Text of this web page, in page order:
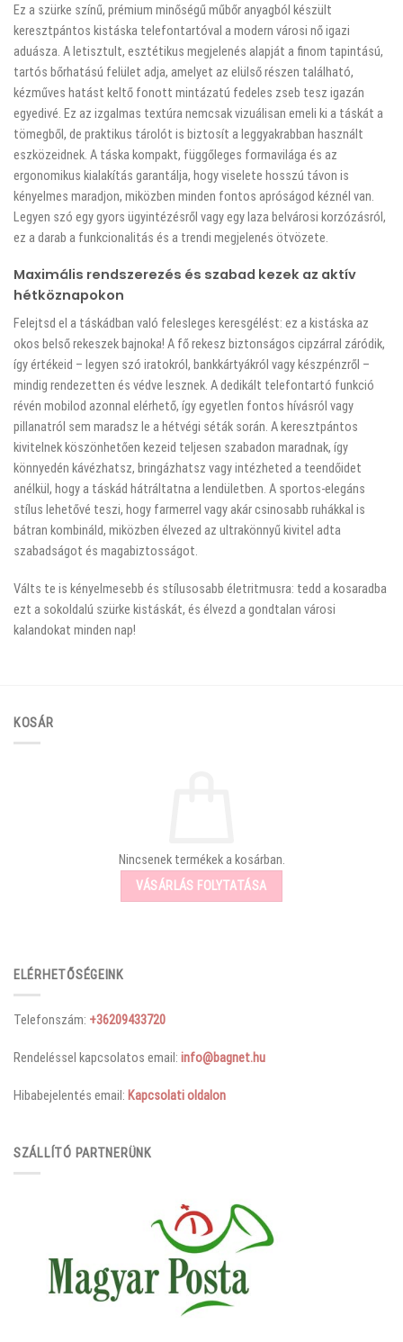
Ez a szürke színű, prémium minőségű műbőr anyagból készült
keresztpántos kistáska telefontartóval a modern városi nő igazi
aduásza. A letisztult, esztétikus megjelenés alapját a finom tapintású,
tartós bőrhatású felület adja, amelyet az elülső részen található,
kézműves hatást keltő fonott mintázatú fedeles zseb tesz igazán
egyedivé. Ez az izgalmas textúra nemcsak vizuálisan emeli ki a táskát a
tömegből, de praktikus tárolót is biztosít a leggyakrabban használt
eszközeidnek. A táska kompakt, függőleges formavilága és az
ergonomikus kialakítás garantálja, hogy viselete hosszú távon is
kényelmes maradjon, miközben minden fontos apróságod kéznél van.
Legyen szó egy gyors ügyintézésről vagy egy laza belvárosi korzózásról,
ez a darab a funkcionalitás és a trendi megjelenés ötvözete.
Maximális rendszerezés és szabad kezek az aktív
hétköznapokon
Felejtsd el a táskádban való felesleges keresgélést: ez a kistáska az
okos belső rekeszek bajnoka! A fő rekesz biztonságos cipzárral záródik,
így értékeid – legyen szó iratokról, bankkártyákról vagy készpénzről –
mindig rendezetten és védve lesznek. A dedikált telefontartó funkció
révén mobilod azonnal elérhető, így egyetlen fontos hívásról vagy
pillanatról sem maradsz le a hétvégi séták során. A keresztpántos
kivitelnek köszönhetően kezeid teljesen szabadon maradnak, így
könnyedén kávézhatsz, bringázhatsz vagy intézheted a teendőidet
anélkül, hogy a táskád hátráltatna a lendületben. A sportos-elegáns
stílus lehetővé teszi, hogy farmerrel vagy akár csinosabb ruhákkal is
bátran kombináld, miközben élvezed az ultrakönnyű kivitel adta
szabadságot és magabiztosságot.
Válts te is kényelmesebb és stílusosabb életritmusra: tedd a kosaradba
ezt a sokoldalú szürke kistáskát, és élvezd a gondtalan városi
kalandokat minden nap!
KOSÁR
Nincsenek termékek a kosárban.
VÁSÁRLÁS FOLYTATÁSA
ELÉRHETŐSÉGEINK
Telefonszám: +36209433720
Rendeléssel kapcsolatos email: info@bagnet.hu
Hibabejelentés email: Kapcsolati oldalon
SZÁLLÍTÓ PARTNERÜNK